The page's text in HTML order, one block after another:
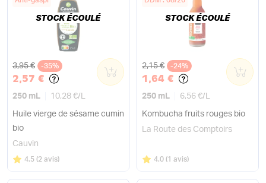
Ancien prix
3,95 € -35%
2,57 €
250 mL 10,28 €/ L
Huile vierge de sésame cumin
bio
0
Cauvin
Note
4.5 sur 5
(2 avis)
STOCK ÉCOULÉ
Ancien prix
2,15 € -24%
1,64 €
250 mL 6,56 €/ L
Kombucha fruits rouges bio
0
La Route des Comptoirs
Note
4.0 sur 5
(1 avis)
STOCK ÉCOULÉ